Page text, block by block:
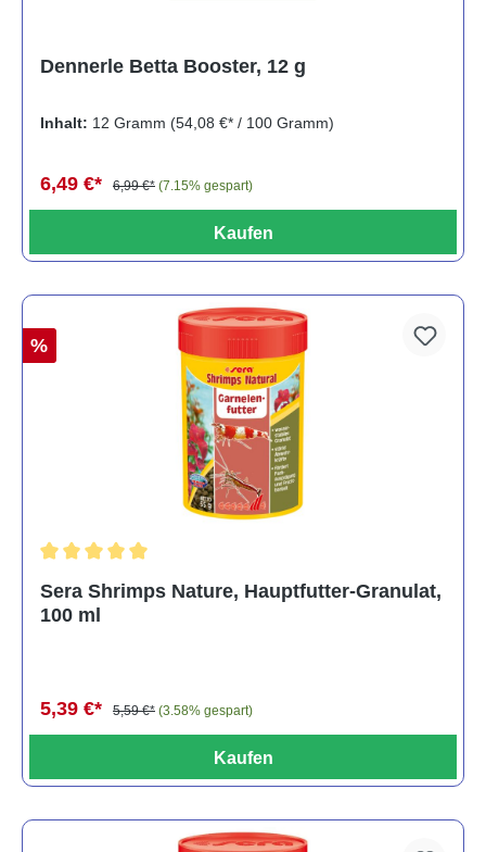
Dennerle Betta Booster, 12 g
Inhalt: 12 Gramm (54,08 €* / 100 Gramm)
6,49 €* 6,99 €* (7.15% gespart)
Kaufen
%
Sera Shrimps Nature, Hauptfutter-Granulat,
100 ml
5,39 €* 5,59 €* (3.58% gespart)
Kaufen